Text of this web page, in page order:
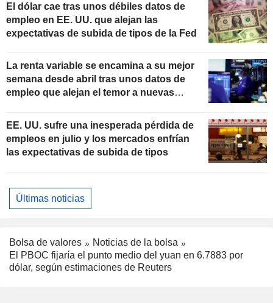
El dólar cae tras unos débiles datos de
empleo en EE. UU. que alejan las
expectativas de subida de tipos de la Fed
La renta variable se encamina a su mejor
semana desde abril tras unos datos de
empleo que alejan el temor a nuevas
EE. UU. sufre una inesperada pérdida de
empleos en julio y los mercados enfrían
las expectativas de subida de tipos
Últimas noticias
Bolsa de valores
Noticias de la bolsa
El PBOC fijaría el punto medio del yuan en 6.7883 por
dólar, según estimaciones de Reuters